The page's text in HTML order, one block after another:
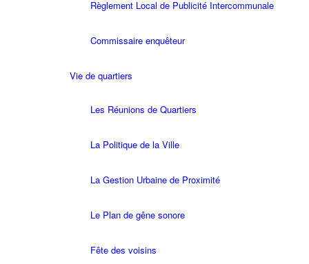
Règlement Local de Publicité Intercommunale
Commissaire enquêteur
Vie de quartiers
Les Réunions de Quartiers
La Politique de la Ville
La Gestion Urbaine de Proximité
Le Plan de gêne sonore
Fête des voisins